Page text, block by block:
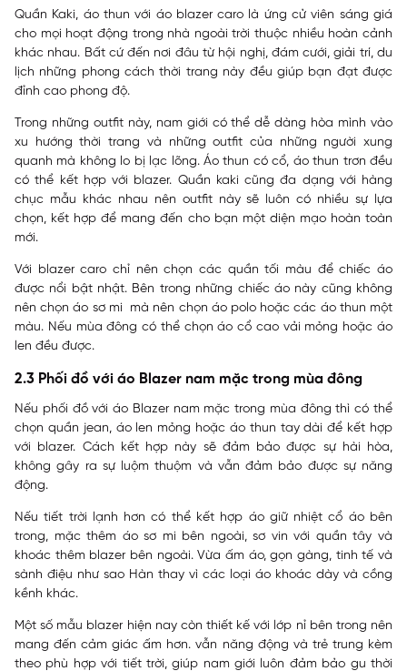
Quần Kaki, áo thun với áo blazer caro là ứng cử viên sáng giá
cho mọi hoạt động trong nhà ngoài trời thuộc nhiều hoàn cảnh
khác nhau. Bất cứ đến nơi đâu từ hội nghị, đám cưới, giải trí, du
lịch những phong cách thời trang này đều giúp bạn đạt được
đỉnh cao phong độ.
Trong những outfit này, nam giới có thể dễ dàng hòa mình vào
xu hướng thời trang và những outfit của những người xung
quanh mà không lo bị lạc lõng. Áo thun có cổ, áo thun trơn đều
có thể kết hợp với blazer. Quần kaki cũng đa dạng với hàng
chục mẫu khác nhau nên outfit này sẽ luôn có nhiều sự lựa
chọn, kết hợp để mang đến cho bạn một diện mạo hoàn toàn
mới.
Với blazer caro chỉ nên chọn các quần tối màu để chiếc áo
được nổi bật nhật. Bên trong những chiếc áo này cũng không
nên chọn áo sơ mi mà nên chọn áo polo hoặc các áo thun một
màu. Nếu mùa đông có thể chọn áo cổ cao vải mỏng hoặc áo
len đều được.
2.3 Phối đồ với áo Blazer nam mặc trong mùa đông
Nếu phối đồ với áo Blazer nam mặc trong mùa đông thì có thể
chọn quần jean, áo len mỏng hoặc áo thun tay dài để kết hợp
với blazer. Cách kết hợp này sẽ đảm bảo được sự hài hòa,
không gây ra sự luộm thuộm và vẫn đảm bảo được sự năng
động.
Nếu tiết trời lạnh hơn có thể kết hợp áo giữ nhiệt cổ áo bên
trong, mặc thêm áo sơ mi bên ngoài, sơ vin với quần tây và
khoác thêm blazer bên ngoài. Vừa ấm áo, gọn gàng, tinh tế và
sành điệu như sao Hàn thay vì các loại áo khoác dày và cồng
kềnh khác.
Một số mẫu blazer hiện nay còn thiết kế với lớp nỉ bên trong nên
mang đến cảm giác ấm hơn. vẫn năng động và trẻ trung kèm
theo phù hợp với tiết trời, giúp nam giới luôn đảm bảo gu thời